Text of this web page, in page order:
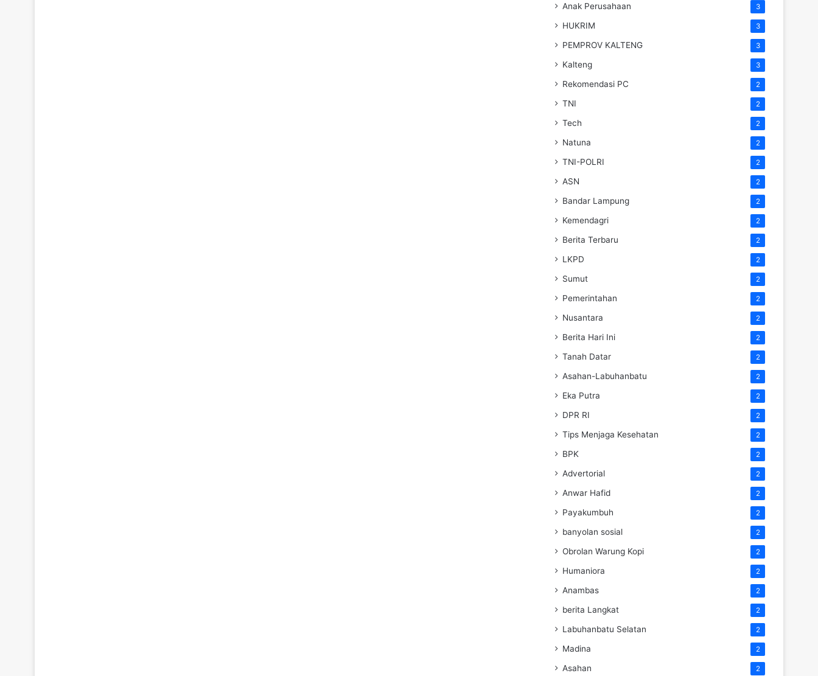
Anak Perusahaan 3
HUKRIM 3
PEMPROV KALTENG 3
Kalteng 3
Rekomendasi PC 2
TNI 2
Tech 2
Natuna 2
TNI-POLRI 2
ASN 2
Bandar Lampung 2
Kemendagri 2
Berita Terbaru 2
LKPD 2
Sumut 2
Pemerintahan 2
Nusantara 2
Berita Hari Ini 2
Tanah Datar 2
Asahan-Labuhanbatu 2
Eka Putra 2
DPR RI 2
Tips Menjaga Kesehatan 2
BPK 2
Advertorial 2
Anwar Hafid 2
Payakumbuh 2
banyolan sosial 2
Obrolan Warung Kopi 2
Humaniora 2
Anambas 2
berita Langkat 2
Labuhanbatu Selatan 2
Madina 2
Asahan 2